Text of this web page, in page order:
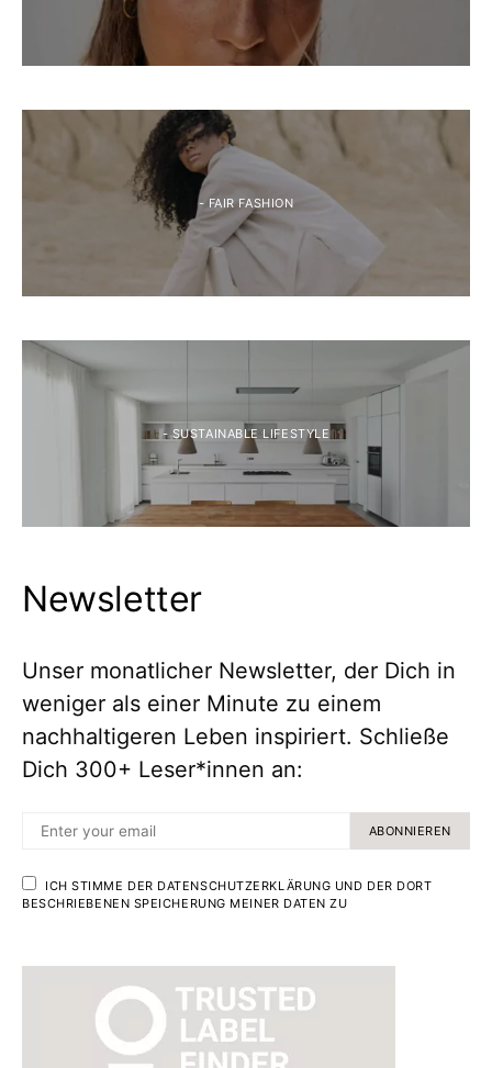
- FAIR FASHION
- SUSTAINABLE LIFESTYLE
Newsletter
Unser monatlicher Newsletter, der Dich in
weniger als einer Minute zu einem
nachhaltigeren Leben inspiriert. Schließe
Dich 300+ Leser*innen an:
ABONNIEREN
ICH STIMME DER DATENSCHUTZERKLÄRUNG UND DER DORT
BESCHRIEBENEN SPEICHERUNG MEINER DATEN ZU